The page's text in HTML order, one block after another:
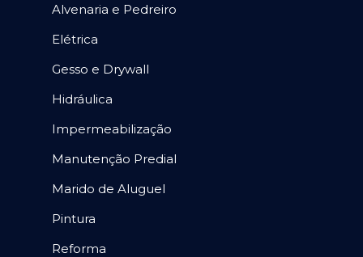
Alvenaria e Pedreiro
Elétrica
Gesso e Drywall
Hidráulica
Impermeabilização
Manutenção Predial
Marido de Aluguel
Pintura
Reforma